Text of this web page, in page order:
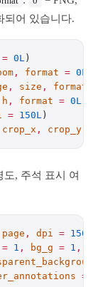
되어 있습니다.
= 0L
, format = 0L
, size , format
h , format = 0L
= 150L
crop_x , crop_y
도, 주석 표시 여
page , dpi = 150L
= 1 , bg_g = 1 ,
=